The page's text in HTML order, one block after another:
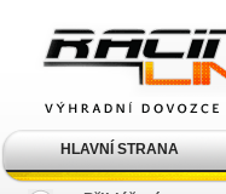
kola Racing Line
HLAVNÍ STRANA